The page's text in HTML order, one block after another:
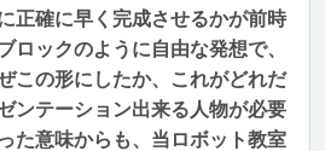
正確に早く完成させるかが前時
ロックのように自由な発想で、
この形にしたか、これがどれだ
ンテーション出来る人物が必要
た意味からも、当ロボット教室